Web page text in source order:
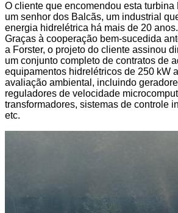
O cliente que encomendou esta
um senhor dos Balcãs, um industrial
energia hidrelétrica há mais de 20 anos.
Graças à cooperação bem-sucedida
a Forster, o projeto do cliente assinou
um conjunto completo de contratos de
equipamentos hidrelétricos de 250 kW
avaliação ambiental, incluindo
reguladores de velocidade
transformadores, sistemas de controle
etc.